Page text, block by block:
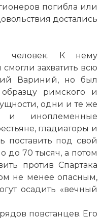
погибла или
достались
человек. К нему
захватить всю
Вариний, но был
римского и
одни и те же
и иноплеменные
гладиаторы и
поставить под свой
до 70 тысяч, а потом
против Спартака
не менее опасным,
осадить «вечный
повстанцев. Его